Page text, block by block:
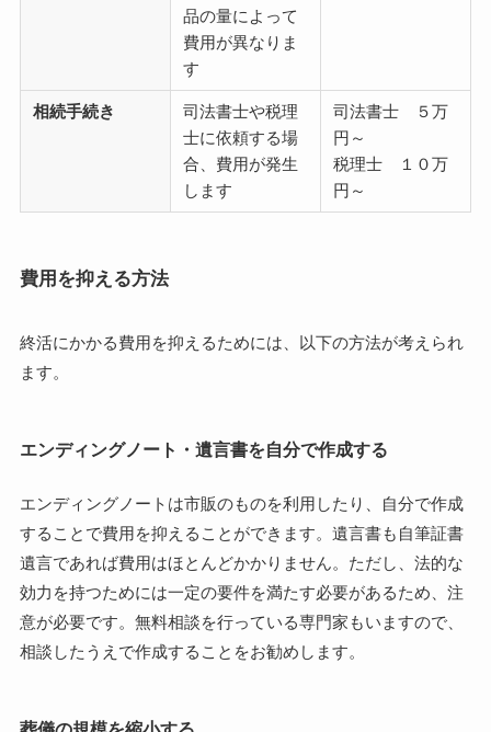
品の量によって
費用が異なりま
す
相続手続き
司法書士や税理
士に依頼する場
合、費用が発生
します
司法書士 ５万
円～
税理士 １０万
円～
費用を抑える方法
終活にかかる費用を抑えるためには、以下の方法が考えられ
ます。
エンディングノート・遺言書を自分で作成する
エンディングノートは市販のものを利用したり、自分で作成
することで費用を抑えることができます。遺言書も自筆証書
遺言であれば費用はほとんどかかりません。ただし、法的な
効力を持つためには一定の要件を満たす必要があるため、注
意が必要です。無料相談を行っている専門家もいますので、
相談したうえで作成することをお勧めします。